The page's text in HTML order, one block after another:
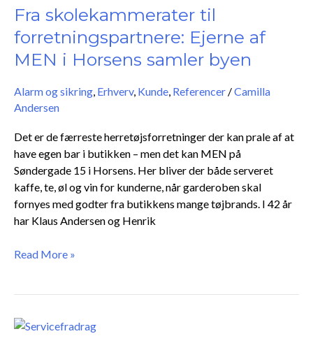
Fra skolekammerater til
forretningspartnere: Ejerne af
MEN i Horsens samler byen
Alarm og sikring Erhverv, Kunde Referencer /Camilla
Andersen
Det er de færreste herretøjsforretninger der kan prale af at
have egen bar i butikken – men det kan MEN på
Søndergade 15 i Horsens. Her bliver der både serveret
kaffe, te, øl og vin for kunderne, når garderoben skal
fornyes med godter fra butikkens mange tøjbrands. I 42 år
har Klaus Andersen og Henrik
til
Ejerne
af
i
Horsens
byen
Read More »
Servicefradrag